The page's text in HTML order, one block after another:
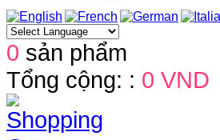
0 sản phẩm
Tổng cộng: : 0 VND